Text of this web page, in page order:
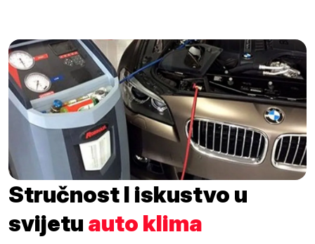
Stručnost I iskustvo u
svijetu auto klima